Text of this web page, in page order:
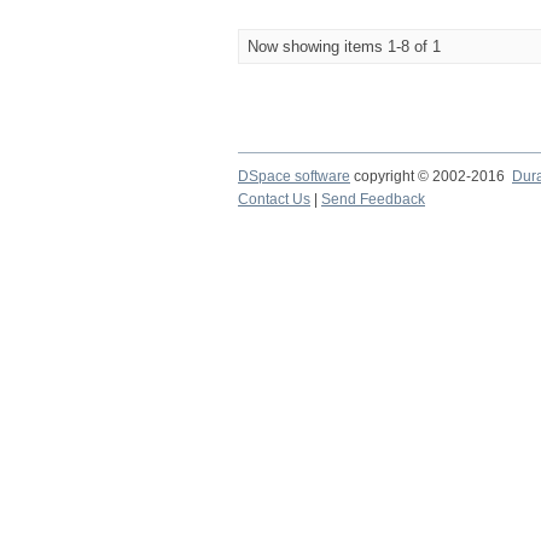
Now showing items 1-8 of 1
DSpace software copyright © 2002-2016
Contact Us
Send Feedback